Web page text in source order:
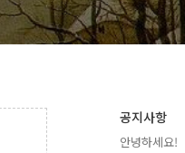
공지사항
안녕하세요!